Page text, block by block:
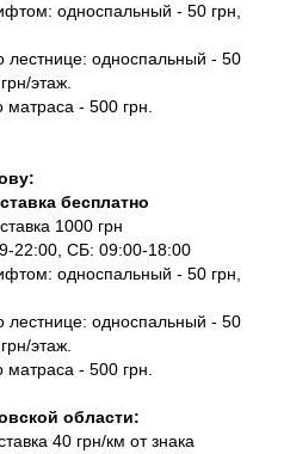
односпальный - 50 грн,
односпальный - 50
этаж.
матраса - 500 грн.
бесплатно
1000 грн
22:00, СБ: 09:00-18:00
односпальный - 50 грн,
односпальный - 50
этаж.
матраса - 500 грн.
области:
40 грн/км от знака